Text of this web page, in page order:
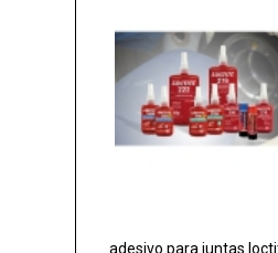
adesivo para juntas